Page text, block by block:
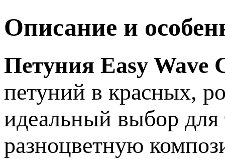
Описание и
Петуния Easy Wave
петуний в красных,
идеальный выбор для
разноцветную